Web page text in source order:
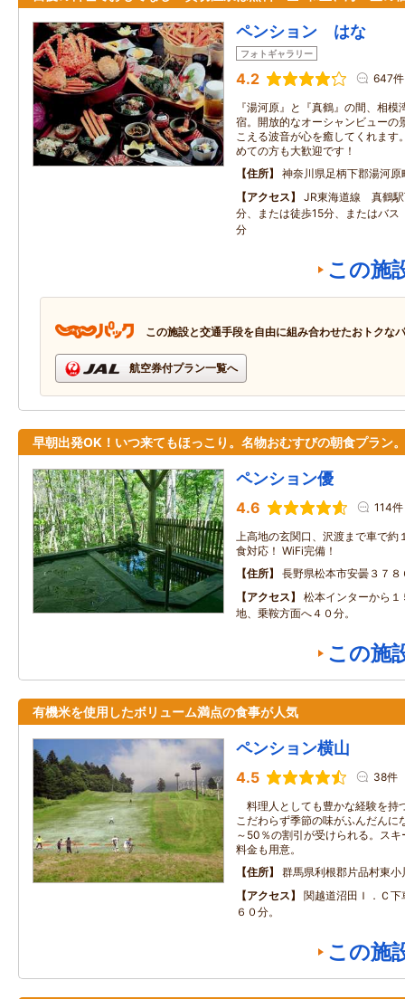
ペンション はな
フォトギャラリー
4.2 647件
『湯河原』と『真鶴』の間、相
宿。開放的なオーシャンビューの
こえる波音が心を癒してくれます
めての方も大歓迎です！
住所
神奈川県足柄下郡湯河
アクセス
JR東海道線 真鶴
分、または徒歩15分、またはバス
分
この施
この施設と交通手段を自由に組み合わせたおトクな
航空券付プラン一覧へ
早朝出発OK！いつ来てもほっこり。名物おむすびの朝食プラン。
ペンション優
4.6 114件
上高地の玄関口、沢渡まで車で約
食対応！ WiFi完備！
住所
長野県松本市安曇３７８
アクセス
松本インターから
地、乗鞍方面へ４０分。
この施
有機米を使用したボリューム満点の食事が人気
ペンション横山
4.5 38件
料理人としても豊かな経験を持
こだわらず季節の味がふんだんに
～50％の割引が受けられる。ス
料金も用意。
住所
群馬県利根郡片品村東
アクセス
関越道沼田Ｉ．Ｃ
６０分。
この施